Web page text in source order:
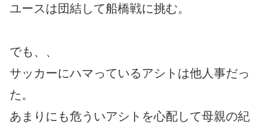
ユースは団結して船橋戦に挑む。
でも、、
サッカーにハマっているアシトは他人事だっ
た。
あまりにも危ういアシトを心配して母親の紀